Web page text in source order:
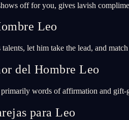
off for you, gives lavish
Leo
let him take the lead, and
del Hombre Leo
words of affirmation and gift-
para Leo